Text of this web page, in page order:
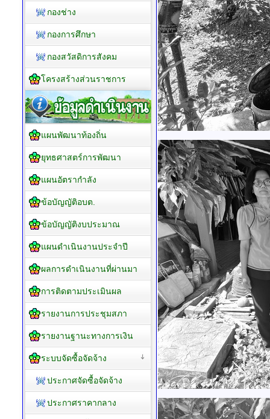
สมาชิกสภาอบต.
หัวหน้าส่วนราชการ
หน่วยตรวจสอบภายใน
สำนักปลัด
กองคลัง
กองช่าง
กองการศึกษา
กองสวัสดิการสังคม
โครงสร้างส่วนราชการ
แผนอัตรากำลัง
ข้อบัญญัติอบต.